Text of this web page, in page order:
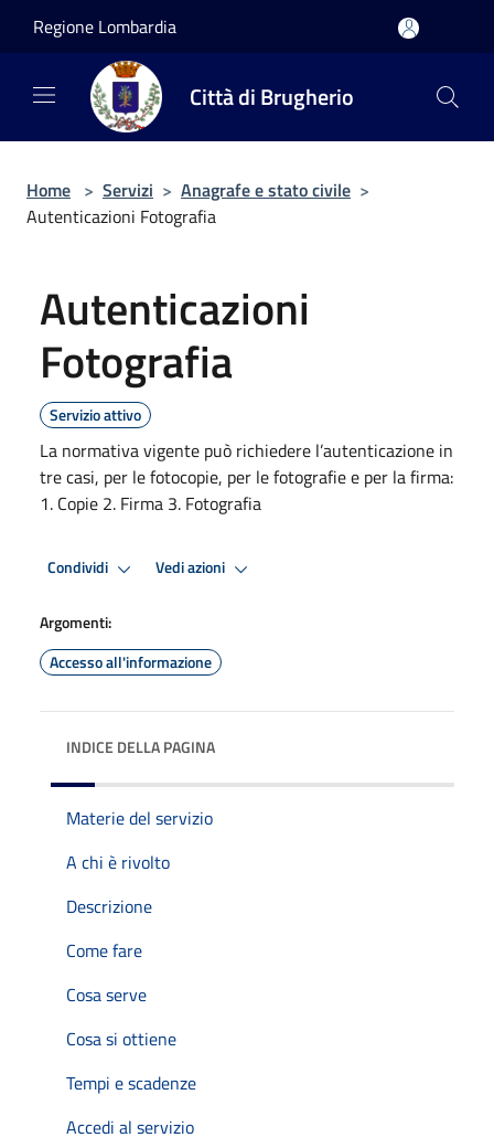
Regione Lombardia
Città di Brugherio
Home > Servizi > Anagrafe e stato civile >
Autenticazioni Fotografia
Autenticazioni
Fotografia
Servizio attivo
La normativa vigente può richiedere l’autenticazione in
tre casi, per le fotocopie, per le fotografie e per la firma:
1. Copie 2. Firma 3. Fotografia
Condividi Vedi azioni
Argomenti:
Accesso all'informazione
INDICE DELLA PAGINA
Materie del servizio
A chi è rivolto
Descrizione
Come fare
Cosa serve
Cosa si ottiene
Tempi e scadenze
Accedi al servizio